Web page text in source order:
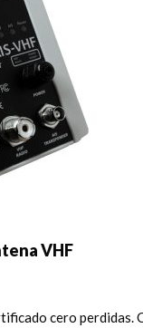
VHF
cero perdidas.